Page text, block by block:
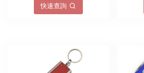
快速查詢